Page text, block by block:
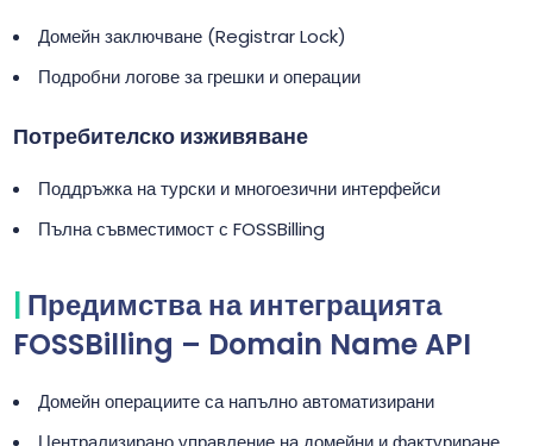
Домейн заключване (Registrar Lock)
Подробни логове за грешки и операции
Потребителско изживяване
Поддръжка на турски и многоезични интерфейси
Пълна съвместимост с FOSSBilling
Предимства на интеграцията
FOSSBilling – Domain Name API
Домейн операциите са напълно автоматизирани